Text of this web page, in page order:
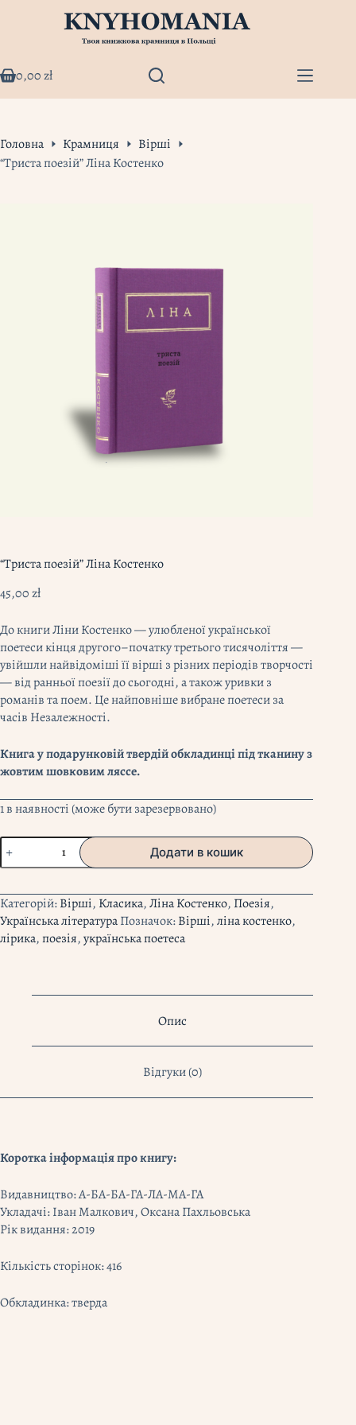
Кошик
0,00zł
Головна Крамниця
Вірші
“Триста поезій” Ліна Костенко
“Триста поезій” Ліна Костенко
45,00zł
До книги Ліни Костенко — улюбленої української
поетеси кінця другого–початку третього тисячоліття —
увійшли найвідоміші її вірші з різних періодів творчості
— від ранньої поезії до сьогодні, а також уривки з
романів та поем. Це найповніше вибране поетеси за
часів Незалежності.
Книга у подарунковій твердій обкладинці під тканину з
жовтим шовковим ляссе.
1 в наявності (може бути зарезервовано)
"Триста
поезій"
Костенко
кількість
Додати в кошик
Категорій:Вірші, Класика,Ліна Костенко, Поезія,
Українська літератураПозначок:Вірші,ліна костенко,
лірика,поезія,українська поетеса
Опис
Відгуки (0)
Коротка інформація про книгу:
Видавництво: А-БА-БА-ГА-ЛА-МА-ГА
Укладачі: Іван Малкович, Оксана Пахльовська
Рік видання: 2019
Кількість сторінок: 416
Обкладинка: тверда